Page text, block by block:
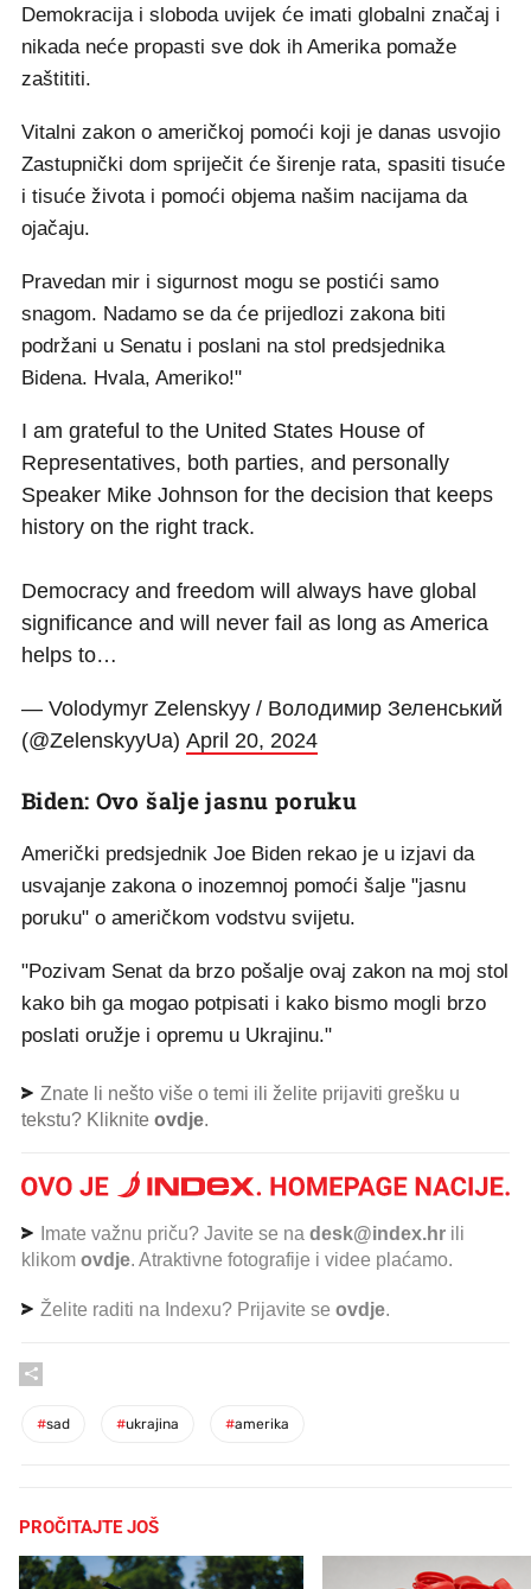
Demokracija i sloboda uvijek će imati globalni značaj i
nikada neće propasti sve dok ih Amerika pomaže
zaštititi.
Vitalni zakon o američkoj pomoći koji je danas usvojio
Zastupnički dom spriječit će širenje rata, spasiti tisuće
i tisuće života i pomoći objema našim nacijama da
ojačaju.
Pravedan mir i sigurnost mogu se postići samo
snagom. Nadamo se da će prijedlozi zakona biti
podržani u Senatu i poslani na stol predsjednika
Bidena. Hvala, Ameriko!"
I am grateful to the United States House of
Representatives, both parties, and personally
Speaker Mike Johnson for the decision that keeps
history on the right track.
Democracy and freedom will always have global
significance and will never fail as long as America
helps to…
— Volodymyr Zelenskyy / Володимир Зеленський
(@ZelenskyyUa) April 20, 2024
Biden: Ovo šalje jasnu poruku
Američki predsjednik Joe Biden rekao je u izjavi da
usvajanje zakona o inozemnoj pomoći šalje "jasnu
poruku" o američkom vodstvu svijetu.
"Pozivam Senat da brzo pošalje ovaj zakon na moj stol
kako bih ga mogao potpisati i kako bismo mogli brzo
poslati oružje i opremu u Ukrajinu."
Znate li nešto više o temi ili želite prijaviti grešku u
tekstu? Kliknite ovdje.
Imate važnu priču? Javite se na desk@index.hr ili
klikom ovdje. Atraktivne fotografije i videe plaćamo.
Želite raditi na Indexu? Prijavite se ovdje.
#sad #ukrajina #amerika
PROČITAJTE JOŠ